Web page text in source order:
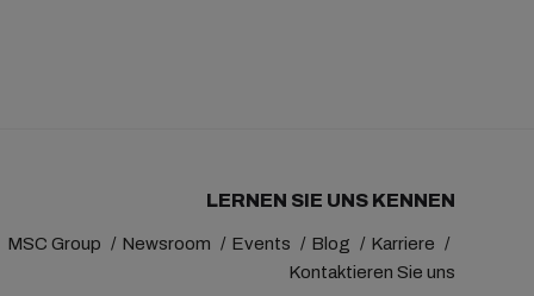
LERNEN SIE UNS KENNEN
MSC Group Newsroom Events Blog
Karriere
Kontaktieren Sie uns